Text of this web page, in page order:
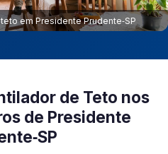
em Presidente Prudente‑SP
de Teto nos
de Presidente